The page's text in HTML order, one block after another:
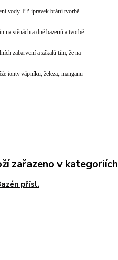
vody. P ř ipravek brání tvorbě
na stěnách a dně bazenů a tvorbě
zabarvení a zákalů tím, že na
ionty vápníku, železa, manganu
zařazeno v kategoriích
přísl.